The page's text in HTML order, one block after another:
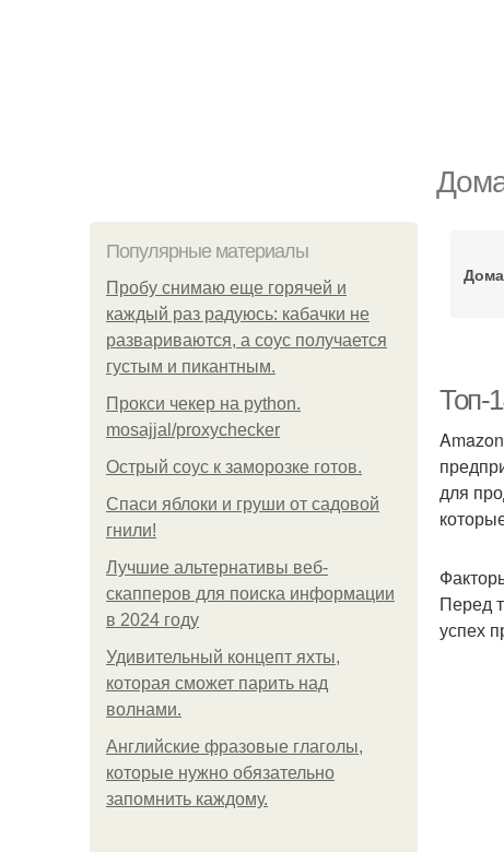
Популярные материалы
Пробу снимаю еще горячей и
каждый раз радуюсь: кабачки не
развариваются, а соус получается
густым и пикантным.
Прокси чекер на python.
mosajjal/proxychecker
Острый соус к заморозке готов.
Спаси яблоки и груши от садовой
гнили!
Лучшие альтернативы веб-
скапперов для поиска информации
в 2024 году
Удивительный концепт яхты,
которая сможет парить над
волнами.
Английские фразовые глаголы,
которые нужно обязательно
запомнить каждому.
Топ-
для
Перед
успех